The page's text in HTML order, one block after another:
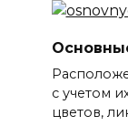
с учетом
цветов,